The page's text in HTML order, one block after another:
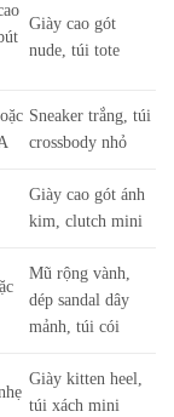
Giày cao gót
nude, túi tote
Sneaker trắng, túi
crossbody nhỏ
Giày cao gót ánh
kim, clutch mini
Mũ rộng vành,
dép sandal dây
mảnh, túi cói
Giày kitten heel,
túi xách mini